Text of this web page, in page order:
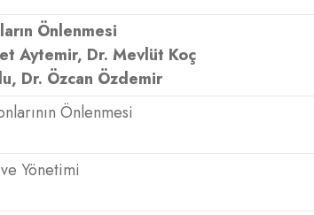
Önlenmesi
Aytemir, Dr. Mevlüt Koç
Dr. Özcan Özdemir
Önlenmesi
Yönetimi